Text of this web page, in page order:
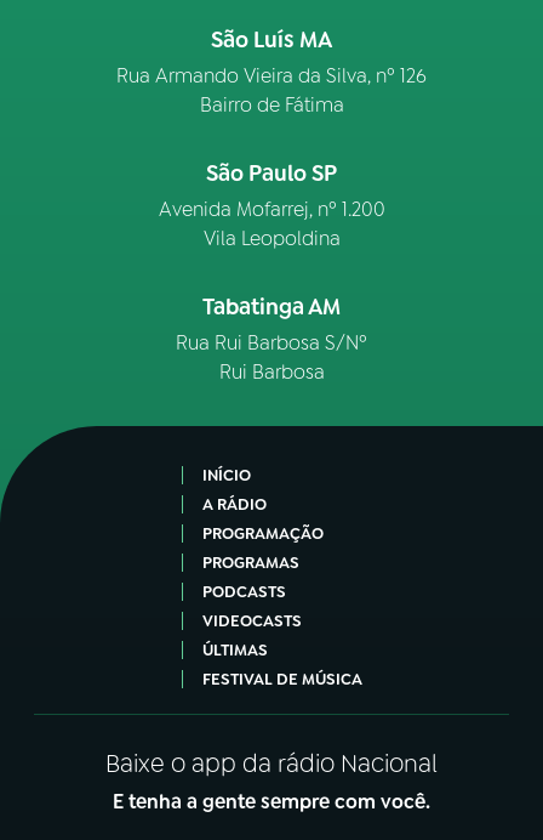
São Luís MA
Rua Armando Vieira da Silva, nº 126
Bairro de Fátima
São Paulo SP
Avenida Mofarrej, nº 1.200
Vila Leopoldina
Tabatinga AM
Rua Rui Barbosa S/Nº
Rui Barbosa
INÍCIO
A RÁDIO
PROGRAMAÇÃO
PROGRAMAS
PODCASTS
VIDEOCASTS
ÚLTIMAS
FESTIVAL DE MÚSICA
Baixe o app da rádio Nacional
E tenha a gente sempre com você.